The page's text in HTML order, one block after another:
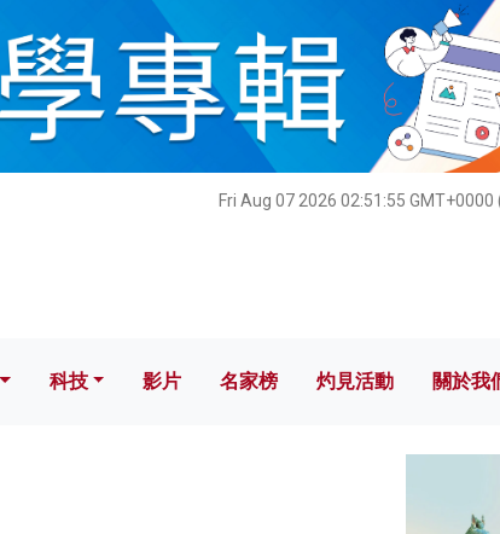
Fri Aug 07 2026 02:51:56
科技 影片 名家榜 灼見活動 關
科技 影片 名家榜 灼見活動 關於我